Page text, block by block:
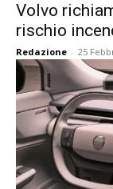
Volvo
rischio
Redazione - 25